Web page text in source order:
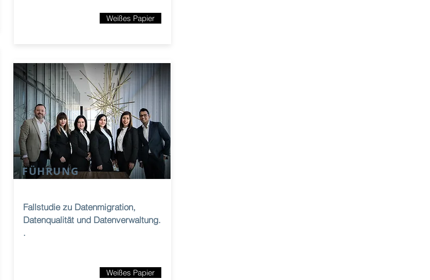
Weißes Papier
FÜHRUNG
Fallstudie zu Datenmigration,
Datenqualität und Datenverwaltung.
.
Weißes Papier